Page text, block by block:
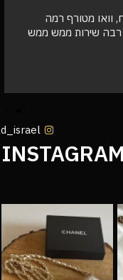
וואו מטורף רמה
רבה שירות ממש ממש